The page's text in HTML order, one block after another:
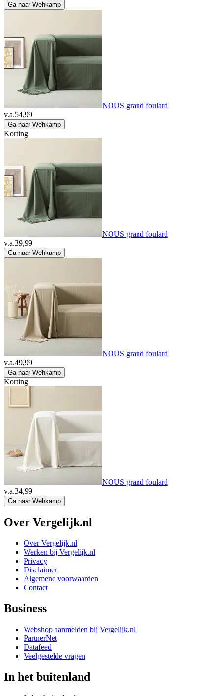
Ga naar Wehkamp
NOUS grand foulard
v.a.54,99
Ga naar Wehkamp
Korting
NOUS grand foulard
v.a.39,99
Ga naar Wehkamp
NOUS grand foulard
v.a.49,99
Ga naar Wehkamp
Korting
NOUS grand foulard
v.a.34,99
Ga naar Wehkamp
Over Vergelijk.nl
Over Vergelijk.nl
Werken bij Vergelijk.nl
Privacy
Disclaimer
Algemene voorwaarden
Contact
Business
Webshop aanmelden bij Vergelijk.nl
PartnerNet
Datafeed
Veelgestelde vragen
In het buitenland